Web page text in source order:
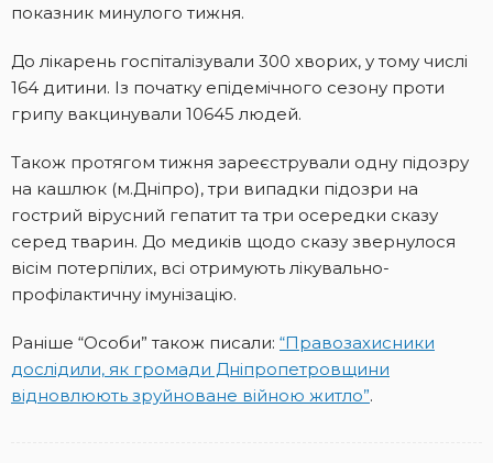
показник минулого тижня.
До лікарень госпіталізували 300 хворих, у тому числі
164 дитини. Із початку епідемічного сезону проти
грипу вакцинували 10645 людей.
Також протягом тижня зареєстрували одну підозру
на кашлюк (м.Дніпро), три випадки підозри на
гострий вірусний гепатит та три осередки сказу
серед тварин. До медиків щодо сказу звернулося
вісім потерпілих, всі отримують лікувально-
профілактичну імунізацію.
Раніше “Особи” також писали: “Правозахисники
дослідили, як громади Дніпропетровщини
відновлюють зруйноване війною житло”.